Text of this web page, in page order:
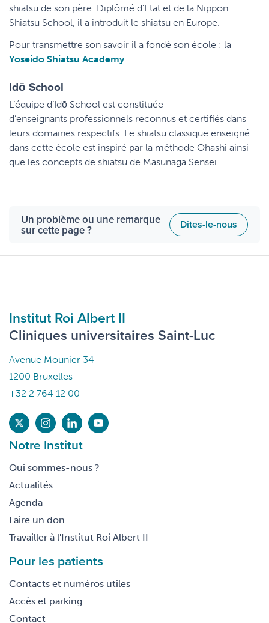
shiatsu de son père. Diplômé d’Etat et de la Nippon
Shiatsu School, il a introduit le shiatsu en Europe.
Pour transmettre son savoir il a fondé son école : la
Yoseido Shiatsu Academy.
Idō School
L’équipe d’Idō School est constituée
d’enseignants professionnels reconnus et certifiés dans
leurs domaines respectifs. Le shiatsu classique enseigné
dans cette école est inspiré par la méthode Ohashi ainsi
que les concepts de shiatsu de Masunaga Sensei.
Un problème ou une remarque
sur cette page ? Dites-le-nous
Institut Roi Albert II
Cliniques universitaires Saint-Luc
Avenue Mounier 34
1200 Bruxelles
+32 2 764 12 00
Notre Institut
Qui sommes-nous ?
Actualités
Agenda
Faire un don
Travailler à l'Institut Roi Albert II
Pour les patients
Contacts et numéros utiles
Accès et parking
Contact